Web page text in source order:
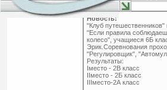
Новость:
"Клуб
"Если правила
колесо", учащиеся 6Б
Эрик.Соревнования
"Регулировщик",
Результаты:
Iместо - 2В класс
IIместо - 2Б класс
IIIместо-2А класс